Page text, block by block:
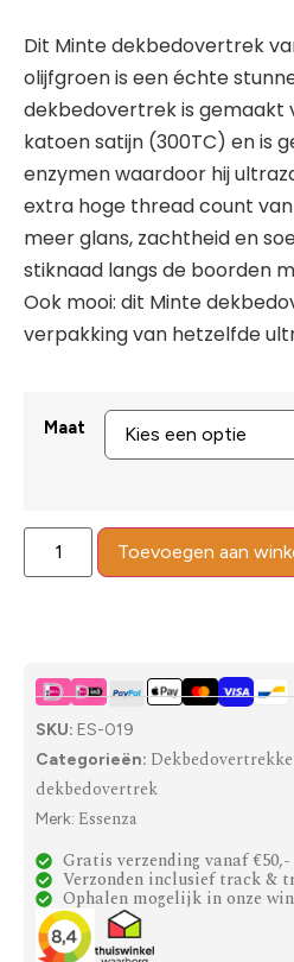
Dit Minte dekbedovertrek
olijfgroen is een échte
dekbedovertrek is gemaakt
katoen satijn (300TC) en is
enzymen waardoor hij
extra hoge thread count
meer glans, zachtheid en
stiknaad langs de boorden
Ook mooi: dit Minte
verpakking van hetzelfde
Maat
Toevoegen aan
SKU: ES-019
Categorieën:
dekbedovertrek
Merk: Essenza
Gratis verzending vanaf €50,-
Verzonden inclusief track &
Ophalen mogelijk in onze